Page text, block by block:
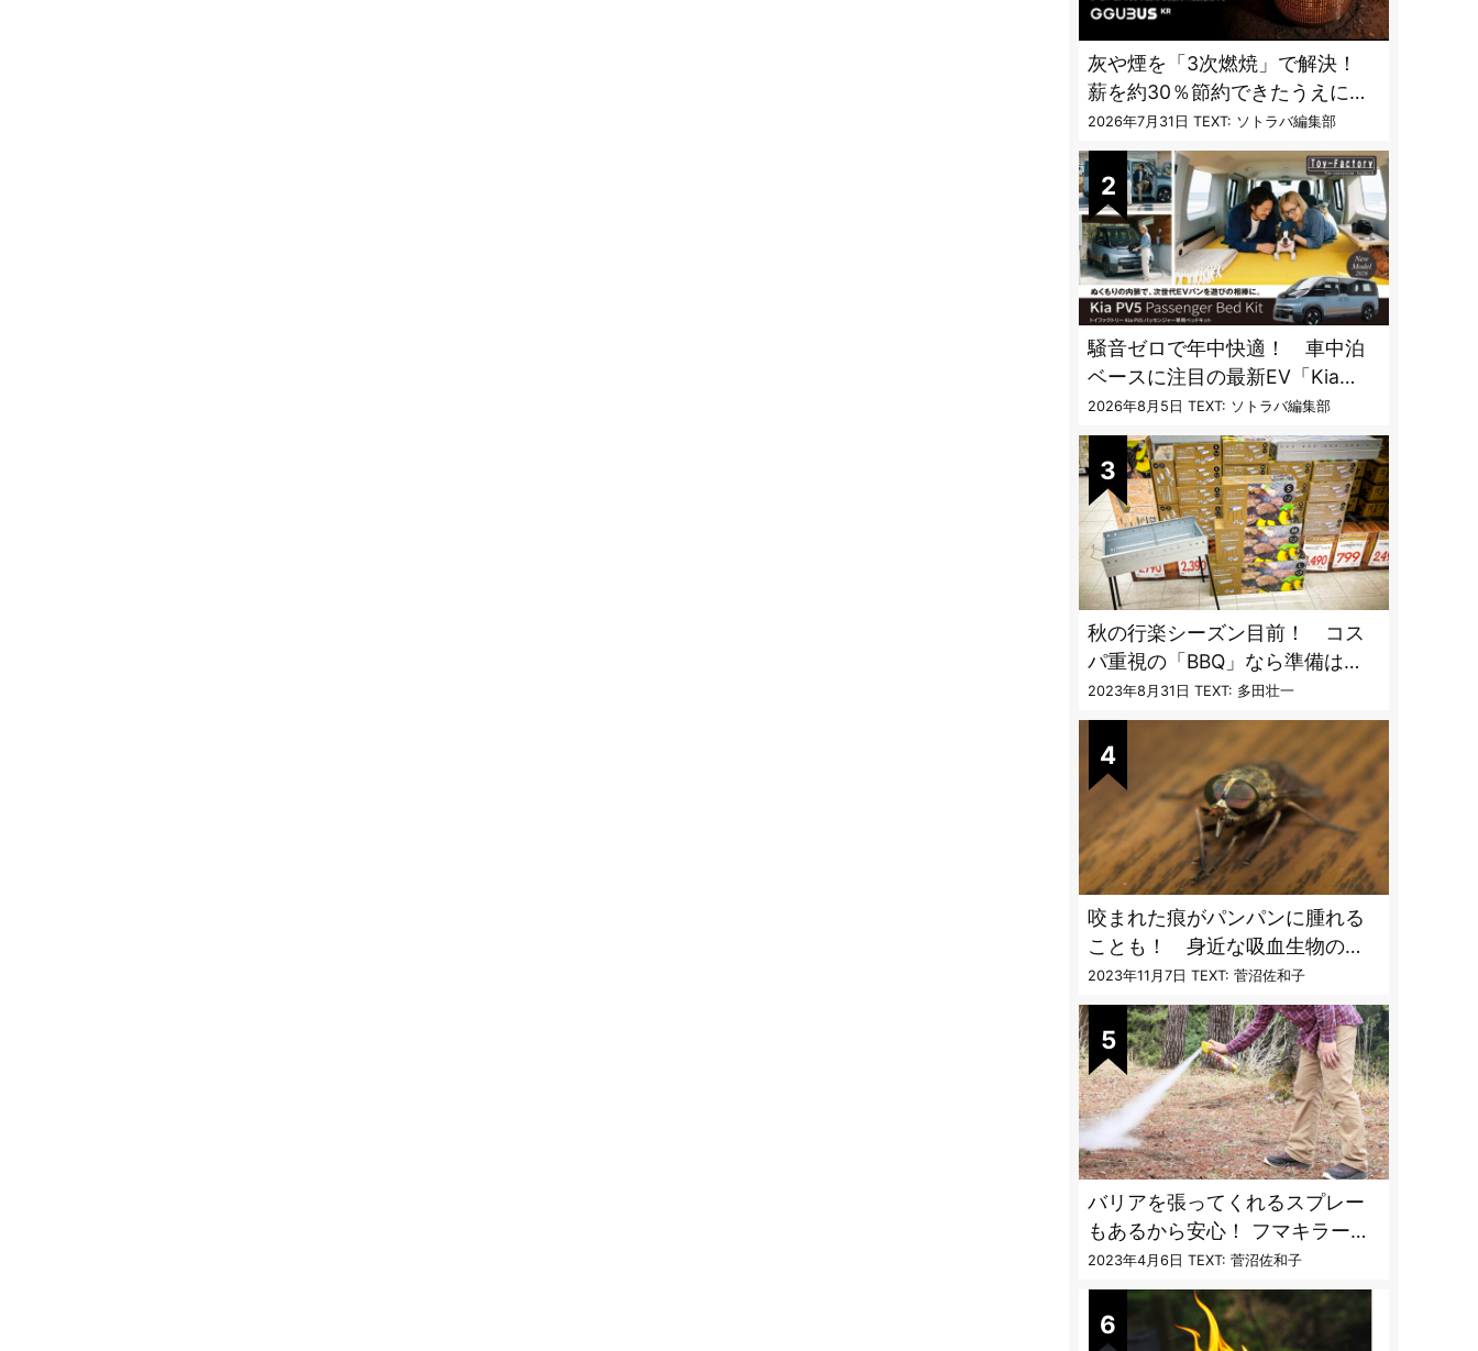
灰や煙を「3次燃焼」で解決！
薪を約30％節約できたうえに炎
も美しくなった焚火台
2026年7月31日 TEXT: ソトラバ編集部
騒音ゼロで年中快適！ 車中泊
ベースに注目の最新EV「Kia
PV5」専用ベッドキット登場
2026年8月5日 TEXT: ソトラバ編集部
秋の行楽シーズン目前！ コス
パ重視の「BBQ」なら準備は
「トライアル」一択だった
2023年8月31日 TEXT: 多田壮一
咬まれた痕がパンパンに腫れる
ことも！ 身近な吸血生物の
〝生態と対策〟【vol.04 ア
ブ・ブユ・ヌカカ】
2023年11月7日 TEXT: 菅沼佐和子
バリアを張ってくれるスプレー
もあるから安心！ フマキラーに
聞く「最強の虫撃退グッズ
vol.4」【キャンプサイトで使う
虫よけ】
2023年4月6日 TEXT: 菅沼佐和子